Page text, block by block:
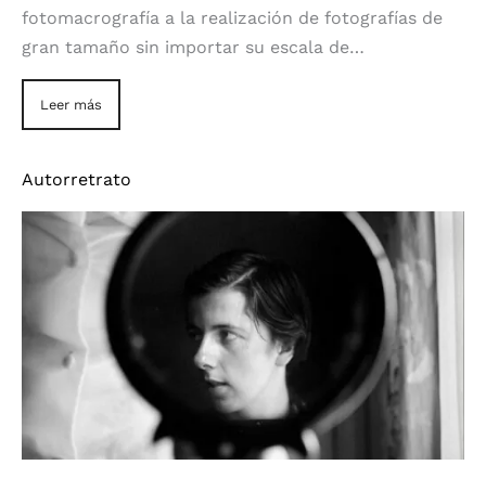
fotomacrografía a la realización de fotografías de
gran tamaño sin importar su escala de…
Leer más
Autorretrato